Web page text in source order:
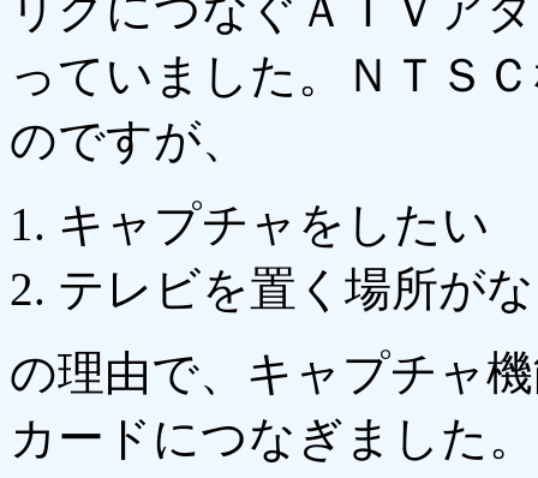
っていました。ＮＴＳ
のですが、
キャプチャをしたい
テレビを置く場所が
の理由で、キャプチャ
カードにつなぎました。